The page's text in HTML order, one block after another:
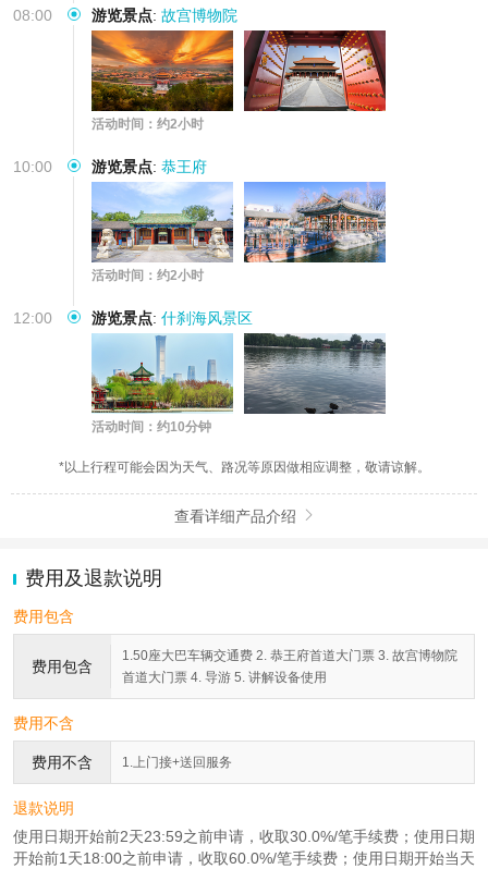
08:00 游览景点: 故宫博物院
活动时间：约2小时
10:00 游览景点: 恭王府
活动时间：约2小时
12:00 游览景点: 什刹海风景区
活动时间：约10分钟
*以上行程可能会因为天气、路况等原因做相应调整，敬请谅解。
查看详细产品介绍 
费用及退款说明
费用包含
费用包含
1.50座大巴车辆交通费 2. 恭王府首道大门票 3. 故宫博物院
首道大门票 4. 导游 5. 讲解设备使用
费用不含
费用不含 1.上门接+送回服务
退款说明
使用日期开始前2天23:59之前申请，收取30.0%/笔手续费；使用日期
开始前1天18:00之前申请，收取60.0%/笔手续费；使用日期开始当天